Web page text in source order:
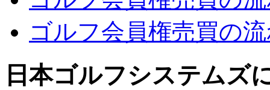
ゴルフ会員権売買の
日本ゴルフシステムズ